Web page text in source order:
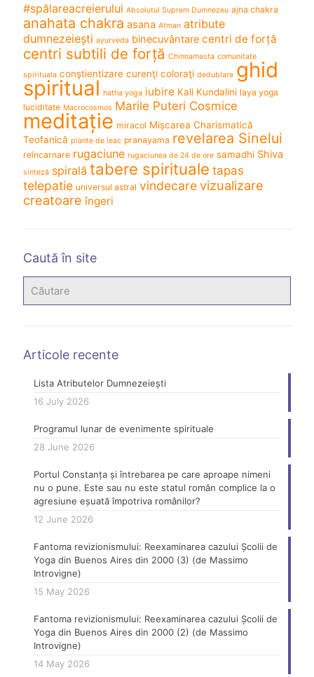
#spălareacreierului Absolutul Suprem Dumnezeu ajna chakra
anahata chakra asana Atman atribute
dumnezeiești ayurveda binecuvântare centri de forță
centri subtili de forță Chinnamasta comunitate
spirituala conştientizare curenţi coloraţi dedublare ghid
spiritual hatha yoga iubire Kali Kundalini laya yoga
luciditate Macrocosmos Marile Puteri Cosmice
meditație miracol Mișcarea Charismatică
Teofanică plante de leac pranayama revelarea Sinelui
reîncarnare rugaciune rugaciunea de 24 de ore samadhi Shiva
sinteză spirală tabere spirituale tapas
telepatie universul astral vindecarevizualizare
creatoare îngeri
Caută în site
Articole recente
Lista Atributelor Dumnezeiești
16 July 2026
Programul lunar de evenimente spirituale
28 June 2026
Portul Constanța și întrebarea pe care aproape nimeni
nu o pune. Este sau nu este statul român complice la o
agresiune eșuată împotriva românilor?
12 June 2026
Fantoma revizionismului: Reexaminarea cazului Școlii de
Yoga din Buenos Aires din 2000 (3) (de Massimo
Introvigne)
15 May 2026
Fantoma revizionismului: Reexaminarea cazului Școlii de
Yoga din Buenos Aires din 2000 (2) (de Massimo
Introvigne)
14 May 2026